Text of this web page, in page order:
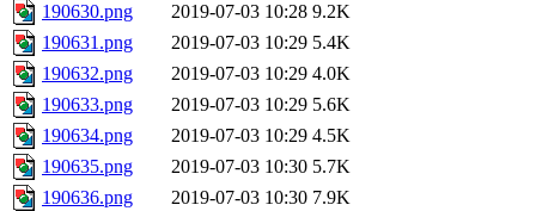
190630.png
2019-07-03 10:28 9.2K
190631.png
2019-07-03 10:29 5.4K
190632.png
2019-07-03 10:29 4.0K
190633.png
2019-07-03 10:29 5.6K
190634.png
2019-07-03 10:29 4.5K
190635.png
2019-07-03 10:30 5.7K
190636.png
2019-07-03 10:30 7.9K